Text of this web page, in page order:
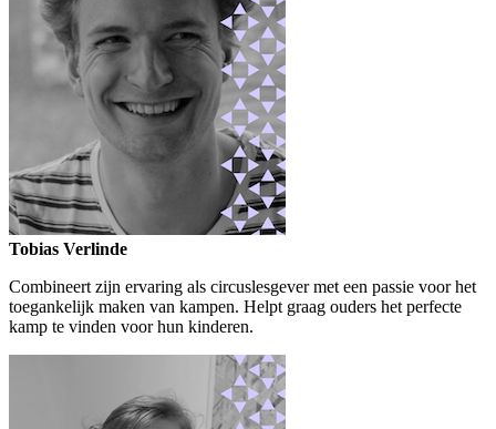
Tobias Verlinde
Combineert zijn ervaring als circuslesgever met een passie voor het
toegankelijk maken van kampen. Helpt graag ouders het perfecte
kamp te vinden voor hun kinderen.